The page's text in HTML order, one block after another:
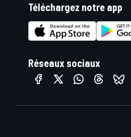
Téléchargez notre app
Réseaux sociaux